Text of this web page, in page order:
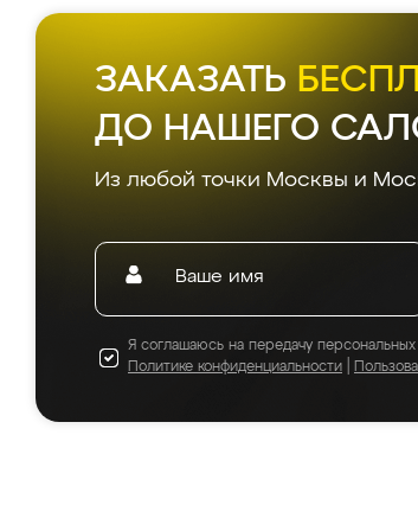
ЗАКАЗАТЬ
ДО НАШЕГО
Из любой точки Москвы и
Я соглашаюсь на передачу
Политике конфиденциальности